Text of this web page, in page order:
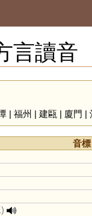
言讀音
| 福州 | 建甌 | 廈門 |
音標